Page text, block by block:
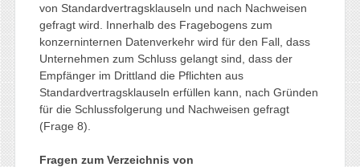
von Standardvertragsklauseln und nach Nachweisen
gefragt wird. Innerhalb des Fragebogens zum
konzerninternen Datenverkehr wird für den Fall, dass
Unternehmen zum Schluss gelangt sind, dass der
Empfänger im Drittland die Pflichten aus
Standardvertragsklauseln erfüllen kann, nach Gründen
für die Schlussfolgerung und Nachweisen gefragt
(Frage 8).
Fragen zum Verzeichnis von